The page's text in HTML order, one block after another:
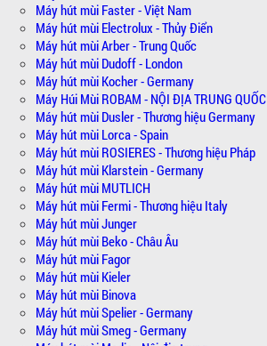
Máy hút mùi Faster - Việt Nam
Máy hút mùi Electrolux - Thủy Điển
Máy hút mùi Arber - Trung Quốc
Máy hút mùi Dudoff - London
Máy hút mùi Kocher - Germany
Máy Húi Mùi ROBAM - NỘI ĐỊA TRUNG QUỐC
Máy hút mùi Dusler - Thương hiệu Germany
Máy hút mùi Lorca - Spain
Máy hút mùi ROSIERES - Thương hiệu Pháp
Máy hút mùi Klarstein - Germany
Máy hút mùi MUTLICH
Máy hút mùi Fermi - Thương hiệu Italy
Máy hút mùi Junger
Máy hút mùi Beko - Châu Âu
Máy hút mùi Fagor
Máy hút mùi Kieler
Máy hút mùi Binova
Máy hút mùi Spelier - Germany
Máy hút mùi Smeg - Germany